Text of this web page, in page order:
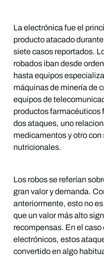
La electrónica fue el
producto atacado
siete casos reportados.
robados iban desde
hasta equipos
máquinas de minería de
equipos de
productos farmacéuticos
dos ataques, uno
medicamentos y otro
nutricionales.
Los robos se referían
gran valor y demanda.
anteriormente, esto no
que un valor más alto
recompensas. En el caso
electrónicos, estos
convertido en algo